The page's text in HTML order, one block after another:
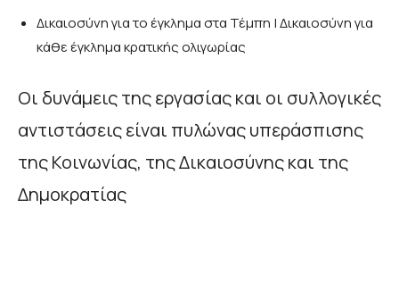
Δικαιοσύνη για το έγκλημα στα Τέμπη | Δικαιοσύνη για
κάθε έγκλημα κρατικής ολιγωρίας
Οι δυνάμεις της εργασίας και οι συλλογικές
αντιστάσεις είναι πυλώνας υπεράσπισης
της Κοινωνίας, της Δικαιοσύνης και της
Δημοκρατίας